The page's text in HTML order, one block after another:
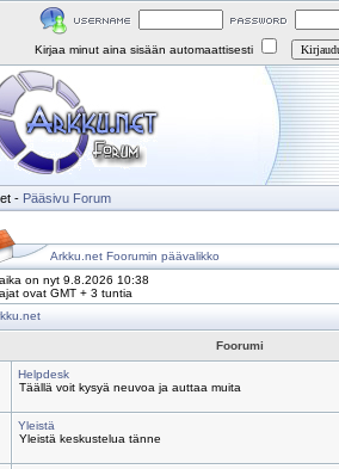
Kirjaa minut aina sisään automaattisesti
- Pääsivu Forum
Arkku.net Foorumin päävalikko
on nyt 9.8.2026 10:38
ovat GMT + 3 tuntia
Foorumi
Helpdesk
Täällä voit kysyä neuvoa ja auttaa muita
Yleistä
Yleistä keskustelua tänne